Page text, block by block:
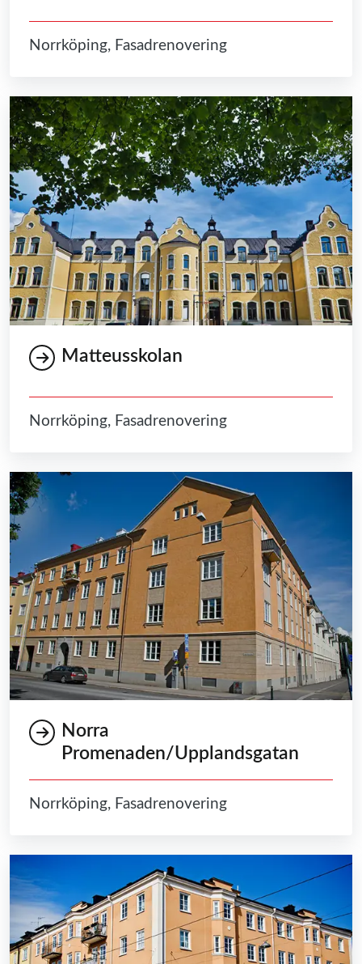
Norrköping, Fasadrenovering
Matteusskolan
Norrköping, Fasadrenovering
Norra
Promenaden/Upplandsgatan
Norrköping, Fasadrenovering